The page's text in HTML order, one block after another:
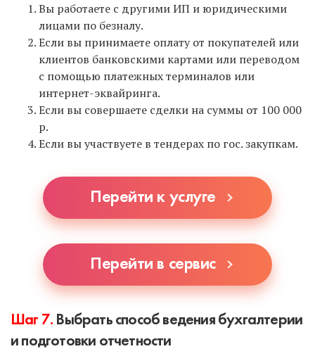
Вы работаете с другими ИП и юридическими
лицами по безналу.
Если вы принимаете оплату от покупателей или
клиентов банковскими картами или переводом
с помощью платежных терминалов или
интернет-эквайринга.
Если вы совершаете сделки на суммы от 100 000
р.
Если вы участвуете в тендерах по гос. закупкам.
Перейти к услуге
Перейти в сервис
Шаг 7. Выбрать способ ведения бухгалтерии
и подготовки отчетности